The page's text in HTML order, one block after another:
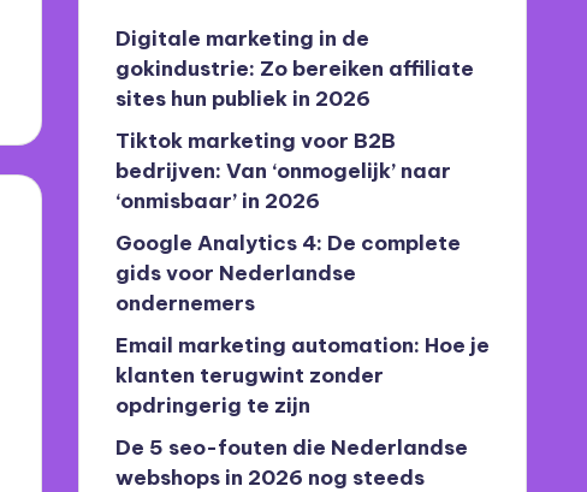
Digitale marketing in de
gokindustrie: Zo bereiken affiliate
sites hun publiek in 2026
Tiktok marketing voor B2B
bedrijven: Van ‘onmogelijk’ naar
‘onmisbaar’ in 2026
Google Analytics 4: De complete
gids voor Nederlandse
ondernemers
Email marketing automation: Hoe je
klanten terugwint zonder
opdringerig te zijn
De 5 seo-fouten die Nederlandse
webshops in 2026 nog steeds